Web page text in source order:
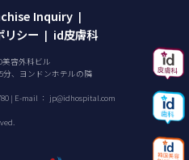
Inquiry |
シー | id皮膚科
美容外科ビル
分、ヨンドンホテルの隣
| E-mail ： jp@idhospital.com